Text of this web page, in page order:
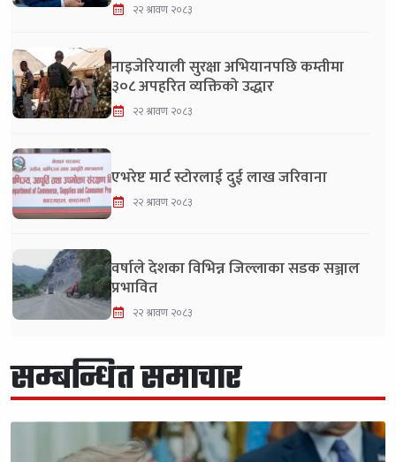
२२ श्रावण २०८३
नाइजेरियाली सुरक्षा अभियानपछि कम्तीमा
३०८ अपहरित व्यक्तिको उद्धार
२२ श्रावण २०८३
एभरेष्ट मार्ट स्टोरलाई दुई लाख जरिवाना
२२ श्रावण २०८३
वर्षाले देशका विभिन्न जिल्लाका सडक सञ्जाल
प्रभावित
२२ श्रावण २०८३
सम्बन्धित समाचार